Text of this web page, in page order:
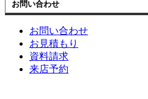
お問い合わせ
お問い合わせ
お見積もり
資料請求
来店予約